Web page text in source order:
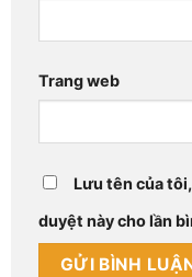
Trang web
Lưu tên của
duyệt này cho lần